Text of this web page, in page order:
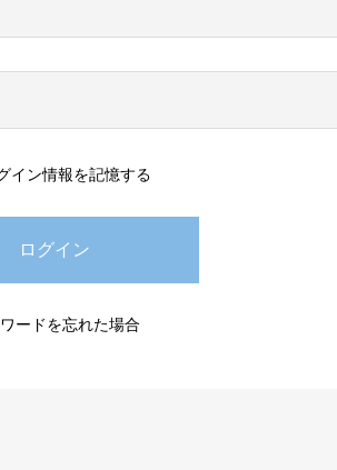
イン情報を記憶する
ードを忘れた場合